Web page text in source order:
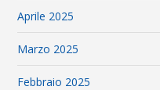
Aprile 2025
Marzo 2025
Febbraio 2025